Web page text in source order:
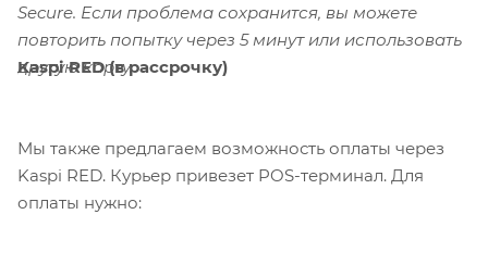
Secure. Если проблема сохранится, вы можете
повторить попытку через 5 минут или использовать
другую карту.
Kaspi RED (в рассрочку)
Мы также предлагаем возможность оплаты через
Kaspi RED. Курьер привезет POS-терминал. Для
оплаты нужно: